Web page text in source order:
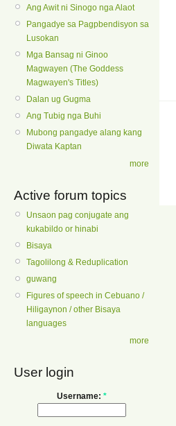
Ang Awit ni Sinogo nga Alaot
Pangadye sa Pagpbendisyon sa
Lusokan
Mga Bansag ni Ginoo
Magwayen (The Goddess
Magwayen's Titles)
Dalan ug Gugma
Ang Tubig nga Buhi
Mubong pangadye alang kang
Diwata Kaptan
more
Active forum topics
Unsaon pag conjugate ang
kukabildo or hinabi
Bisaya
Tagolilong & Reduplication
guwang
Figures of speech in Cebuano /
Hiligaynon / other Bisaya
languages
more
User login
Username: *